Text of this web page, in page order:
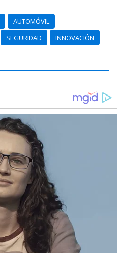
AUTOMÓVIL
SEGURIDAD INNOVACIÓN